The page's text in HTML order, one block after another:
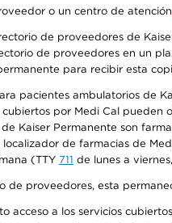
o un centro de
de proveedores de
de proveedores en un
para recibir esta
pacientes ambulatorios de
por Medi Cal
Kaiser Permanente son
de farmacias de
(TTY 711 de lunes a
de proveedores, esta
acceso a los servicios